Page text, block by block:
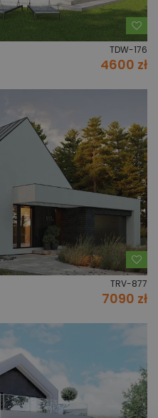
TDW-176
4600 zł
TRV-877
7090 zł